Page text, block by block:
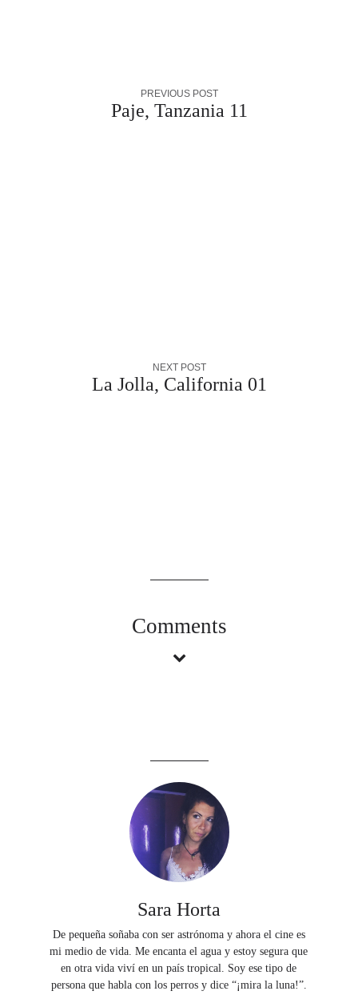
PREVIOUS POST
Paje, Tanzania 11
NEXT POST
La Jolla, California 01
Comments
Sara Horta
De pequeña soñaba con ser astrónoma y ahora el cine es
mi medio de vida. Me encanta el agua y estoy segura que
en otra vida viví en un país tropical. Soy ese tipo de
persona que habla con los perros y dice “¡mira la luna!”.